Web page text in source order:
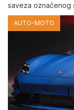
saveza označenog
AUTO-MOTO